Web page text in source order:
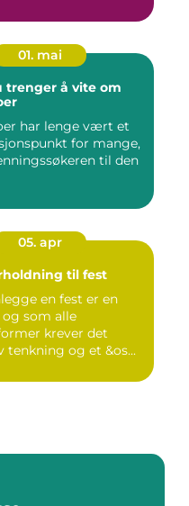
01. mai
trenger å vite om
har lenge vært et
for mange,
til den
05. apr
til fest
en fest er en
og som alle
krever det
tenkning og et &os...